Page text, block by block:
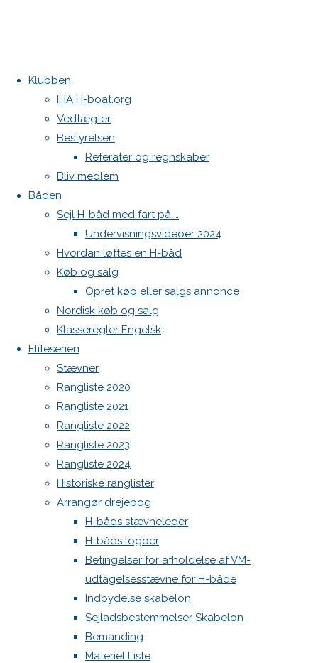
Klubben
IHA H-boat.org
Vedtægter
Bestyrelsen
Referater og regnskaber
Bliv medlem
Båden
Sejl H-båd med fart på …
Undervisningsvideoer 2024
Hvordan løftes en H-båd
Køb og salg
Opret køb eller salgs annonce
Nordisk køb og salg
Klasseregler Engelsk
Eliteserien
Stævner
Rangliste 2020
Rangliste 2021
Rangliste 2022
Rangliste 2023
Rangliste 2024
Historiske ranglister
Arrangør drejebog
H-båds stævneleder
H-båds logoer
Betingelser for afholdelse af VM-
udtagelsesstævne for H-både
Indbydelse skabelon
Sejladsbestemmelser Skabelon
Bemanding
Materiel Liste
Home
Teams
DEN 569 Casino Munkebjerg/Trolden Bryghus
DEN 629 Sommerhusudlejning.dk
DEN
597
Good
speed
19. april
2017
21.
september
2022
Teams
DEN
597
Good
Kontakt
Danske H-bådssejlere
Klubben: klubben@H-båd.dk
kontakt
Find os på
Seneste på H-båd.dk
Sejl, spilerstrømpe og rullefok-presenning til H-båd:
Høj Jensen fokke til salg
Spilerstage/Spinlock jollevest xl
Log ind
WordPress.org
Top